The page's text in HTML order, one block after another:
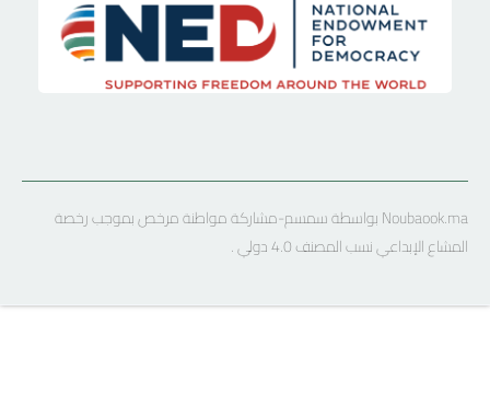
Noubaook.ma بواسطة سمسم-مشاركة مواطنة مرخص بموجب رخصة
المشاع الإبداعي نسب المصنف 4.0 دولي .